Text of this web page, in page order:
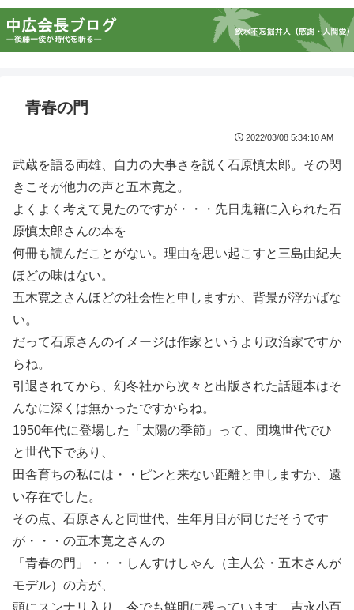
青春の門
2022/03/08 5:34:10 AM
武蔵を語る両雄、自力の大事さを説く石原慎太郎。その閃
きこそが他力の声と五木寛之。
よくよく考えて見たのですが・・・先日鬼籍に入られた石
原慎太郎さんの本を
何冊も読んだことがない。理由を思い起こすと三島由紀夫
ほどの味はない。
五木寛之さんほどの社会性と申しますか、背景が浮かばな
い。
だって石原さんのイメージは作家というより政治家ですか
らね。
引退されてから、幻冬社から次々と出版された話題本はそ
んなに深くは無かったですからね。
1950年代に登場した「太陽の季節」って、団塊世代でひ
と世代下であり、
田舎育ちの私には・・ピンと来ない距離と申しますか、遠
い存在でした。
その点、石原さんと同世代、生年月日が同じだそうです
が・・・の五木寛之さんの
「青春の門」・・・しんすけしゃん（主人公・五木さんが
モデル）の方が、
頭にスンナリ入り、今でも鮮明に残っています。吉永小百